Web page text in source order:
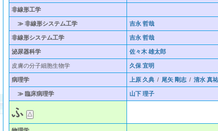
非線形工学
≫ 非線形システム工学 吉永 哲哉
非線形システム工学 吉永 哲哉
泌尿器科学 佐々木 雄太郎
皮膚の分子細胞生物学 久保 宜明
病理学 上原 久典/ 尾矢 剛志/ 清水 真
≫ 臨床病理学 山下 理子
ふ